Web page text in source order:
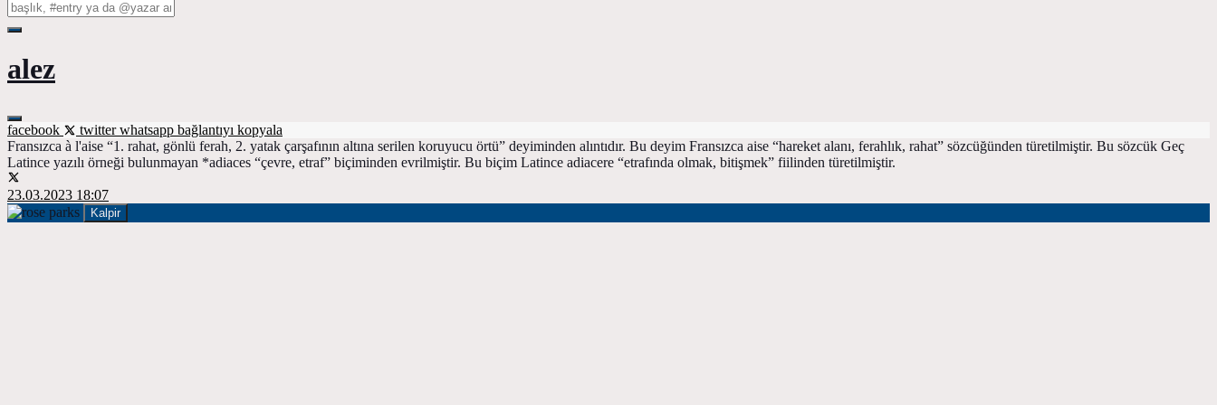
alez
facebook twitterwhatsapp bağlantıyı kopyala
Fransızca à l'aise “1. rahat, gönlü ferah, 2. yatak çarşafının altına serilen koruyucu örtü” deyiminden alıntıdır. Bu deyim Fransızca aise “hareket alanı, ferahlık, rahat” sözcüğünden türetilmiştir. Bu sözcük Geç
Latince yazılı örneği bulunmayan *adiaces “çevre, etraf” biçiminden evrilmiştir. Bu biçim Latince adiacere “etrafında olmak, bitişmek” fiilinden türetilmiştir.
23.03.2023 18:07
Kalpir